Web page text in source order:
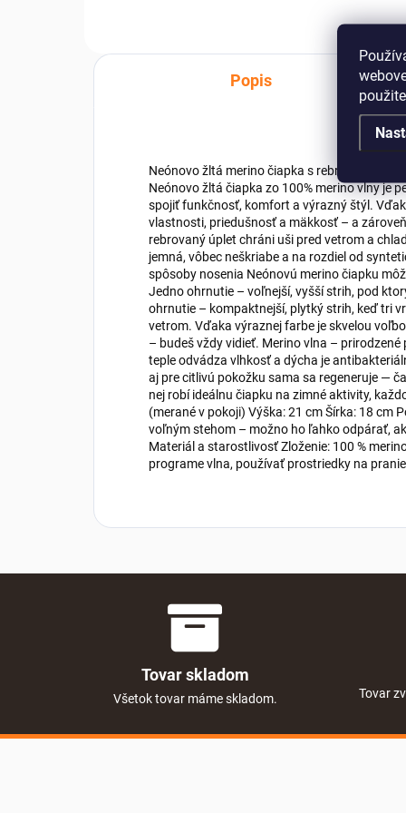
Popis
Neónovo žltá merino čiapka s rebrovaným
Neónovo žltá čiapka zo 100% merino vlny je
spojiť funkčnosť, komfort a výrazný štýl.
vlastnosti, priedušnosť a mäkkosť – a
rebrovaný úplet chráni uši pred vetrom a
jemná, vôbec neškriabe a na rozdiel od
spôsoby nosenia Neónovú merino čiapku
Jedno ohrnutie – voľnejší, vyšší strih, pod
ohrnutie – kompaktnejší, plytký strih, keď tri
vetrom. Vďaka výraznej farbe je skvelou
– budeš vždy vidieť. Merino vlna –
teple odvádza vlhkosť a dýcha je
aj pre citlivú pokožku sama sa regeneruje —
nej robí ideálnu čiapku na zimné aktivity,
(merané v pokoji) Výška: 21 cm Šírka: 18 cm
voľným stehom – možno ho ľahko odpárať,
Materiál a starostlivosť Zloženie: 100 %
programe vlna, používať prostriedky na
Tovar skladom
Všetok tovar máme skladom. Tovar